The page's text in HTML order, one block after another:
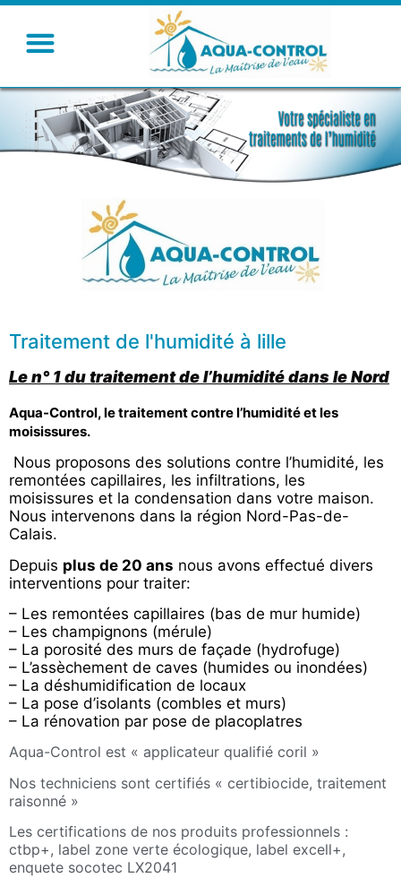
Traitement de l'humidité à lille
Le n° 1 du traitement de l’humidité dans le Nord
Aqua-Control, le traitement contre l’humidité et les
moisissures.
Nous proposons des solutions contre l’humidité, les
remontées capillaires, les infiltrations, les
moisissures et la condensation dans votre maison.
Nous intervenons dans la région Nord-Pas-de-
Calais.
Depuis plus de 20 ans nous avons effectué divers
interventions pour traiter:
– Les remontées capillaires (bas de mur humide)
– Les champignons (mérule)
– La porosité des murs de façade (hydrofuge)
– L’assèchement de caves (humides ou inondées)
– La déshumidification de locaux
– La pose d’isolants (combles et murs)
– La rénovation par pose de placoplatres
Aqua-Control est « applicateur qualifié coril »
Nos techniciens sont certifiés « certibiocide, traitement
raisonné »
Les certifications de nos produits professionnels :
ctbp+, label zone verte écologique, label excell+,
enquete socotec LX2041